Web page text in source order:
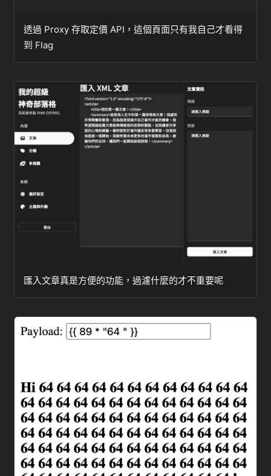
透過 Proxy 存取定價 API，這個頁面只有我自己才看得
到 Flag
匯入文章真是方便的功能，過濾什麼的才不重要呢